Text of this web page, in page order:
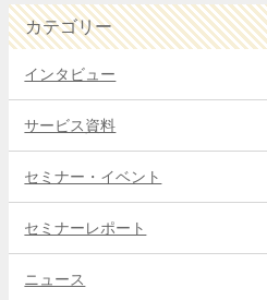
カテゴリー
インタビュー
サービス資料
セミナー・イベント
セミナーレポート
ニュース